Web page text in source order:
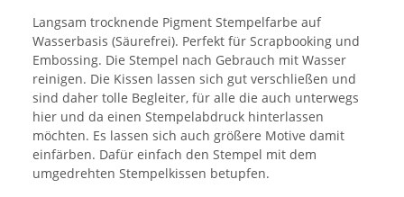
Langsam trocknende Pigment Stempelfarbe auf
Wasserbasis (Säurefrei). Perfekt für Scrapbooking und
Embossing. Die Stempel nach Gebrauch mit Wasser
reinigen. Die Kissen lassen sich gut verschließen und
sind daher tolle Begleiter, für alle die auch unterwegs
hier und da einen Stempelabdruck hinterlassen
möchten. Es lassen sich auch größere Motive damit
einfärben. Dafür einfach den Stempel mit dem
umgedrehten Stempelkissen betupfen.